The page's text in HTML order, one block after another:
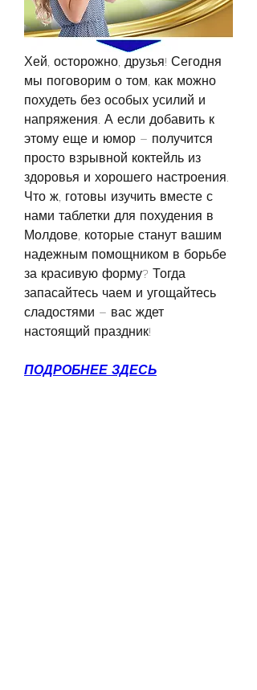
Хей, осторожно, друзья! Сегодня
мы поговорим о том, как можно
похудеть без особых усилий и
напряжения. А если добавить к
этому еще и юмор – получится
просто взрывной коктейль из
здоровья и хорошего настроения.
Что ж, готовы изучить вместе с
нами таблетки для похудения в
Молдове, которые станут вашим
надежным помощником в борьбе
за красивую форму? Тогда
запасайтесь чаем и угощайтесь
сладостями – вас ждет
настоящий праздник!
ПОДРОБНЕЕ ЗДЕСЬ